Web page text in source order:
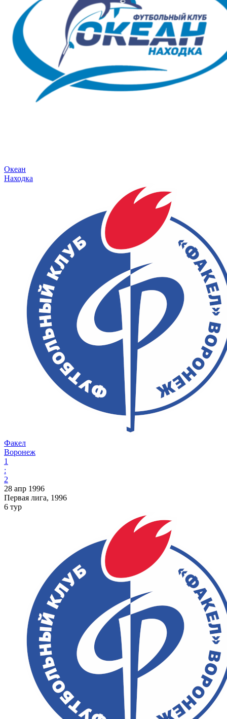
Океан
Находка
Факел
Воронеж
1
:
2
28 апр 1996
Первая лига, 1996
6 тур